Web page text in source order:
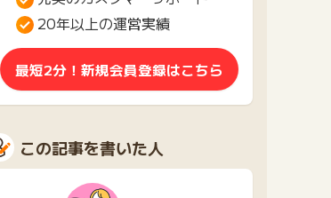
20年以上の運営実績
最短2分！新規会員登録はこちら
この記事を書いた人